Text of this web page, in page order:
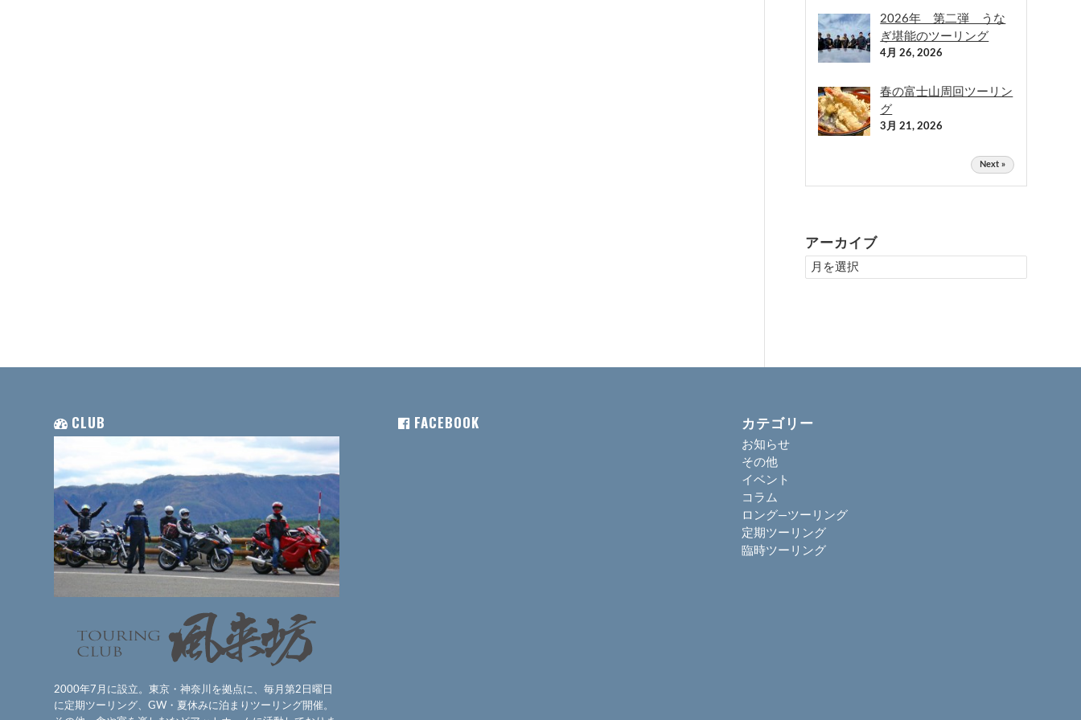
2026年 第二弾 うな
ぎ堪能のツーリング
4月 26, 2026
春の富士山周回ツーリン
グ
3月 21, 2026
Next »
アーカイブ
CLUB
2000年7月に設立。東京・神奈川を拠点に、毎月第2日曜日
に定期ツーリング、GW・夏休みに泊まりツーリング開催。
FACEBOOK カテゴリー
お知らせ
その他
イベント
コラム
ロング―ツーリング
定期ツーリング
臨時ツーリング